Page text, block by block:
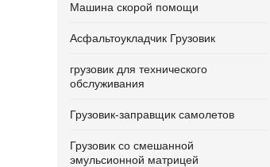
Машина скорой помощи
Асфальтоукладчик Грузовик
грузовик для технического
обслуживания
Грузовик-заправщик самолетов
Грузовик со смешанной
эмульсионной матрицей